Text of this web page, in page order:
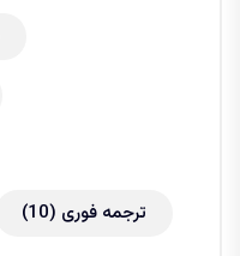
ترجمه فوری (10)